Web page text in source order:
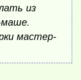
из
маше.
мастер-